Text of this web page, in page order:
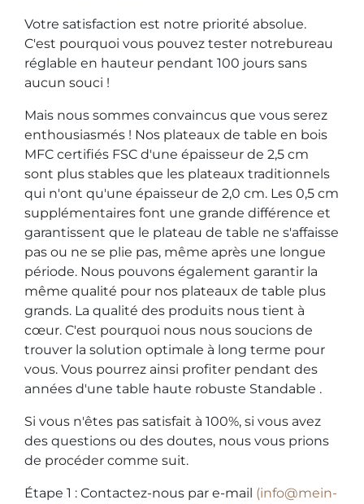
Votre satisfaction est notre priorité absolue.
C'est pourquoi vous pouvez tester notrebureau
réglable en hauteur pendant 100 jours sans
aucun souci !
Mais nous sommes convaincus que vous serez
enthousiasmés ! Nos plateaux de table en bois
MFC certifiés FSC d'une épaisseur de 2,5 cm
sont plus stables que les plateaux traditionnels
qui n'ont qu'une épaisseur de 2,0 cm. Les 0,5 cm
supplémentaires font une grande différence et
garantissent que le plateau de table ne s'affaisse
pas ou ne se plie pas, même après une longue
période. Nous pouvons également garantir la
même qualité pour nos plateaux de table plus
grands. La qualité des produits nous tient à
cœur. C'est pourquoi nous nous soucions de
trouver la solution optimale à long terme pour
vous. Vous pourrez ainsi profiter pendant des
années d'une table haute robuste Standable .
Si vous n'êtes pas satisfait à 100%, si vous avez
des questions ou des doutes, nous vous prions
de procéder comme suit.
Étape 1 : Contactez-nous par e-mail (info@mein-